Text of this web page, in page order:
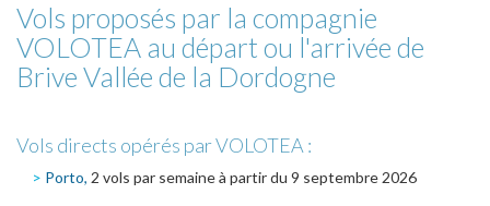
Vols proposés par la compagnie
VOLOTEA au départ ou l'arrivée de
Brive Vallée de la Dordogne
Vols directs opérés par VOLOTEA :
Porto, 2 vols par semaine à partir du 9 septembre 2026